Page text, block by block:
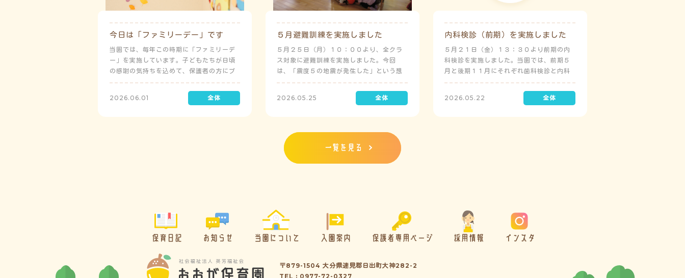
今日は「ファミリーデー」です
当園では、毎年この時期に「ファミリーデ
ー」を実施しています。子どもたちが日頃
の感謝の気持ちを込めて、保護者の方にプ
レゼントを制作して渡します。
2026.06.01
５月避難訓練を実施しました
５月２５日（月）１０：００より、全クラ
ス対象に避難訓練を実施しました。今回
は、「震度５の地震が発生した」という想
定で実施し、園児たちが職員の指示に従い
訓練に取り組みました。前庭（駐車場）に
全体集合をして人数確認をした後、各クラ
難することを想定（敷地面積が広いため）
しており、地震時の避難対応マニュアルの
作成を行政より免除されています。また、
2026.05.25
内科検診（前期）を実施しました
５月２１日（金）１３：３０より前期の内
科検診を実施しました。当園では、前期５
月と後期１１月にそれぞれ歯科検診と内科
検診を実施しています。
2026.05.22
一覧を見る
保育日記 お知らせ 当園について 入園案内 保護者専用ページ 採用情報 インスタ
〒879-1504 大分県速見郡日出町大神282-2
TEL : 0977-72-0327